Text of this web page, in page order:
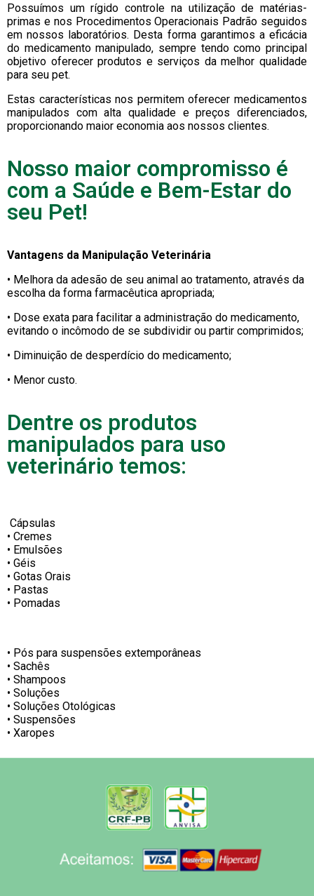
Possuímos um rígido controle na utilização de matérias-
primas e nos Procedimentos Operacionais Padrão seguidos
em nossos laboratórios. Desta forma garantimos a eficácia
do medicamento manipulado, sempre tendo como principal
objetivo oferecer produtos e serviços da melhor qualidade
para seu pet.
Estas características nos permitem oferecer medicamentos
manipulados com alta qualidade e preços diferenciados,
proporcionando maior economia aos nossos clientes.
Nosso maior compromisso é
com a Saúde e Bem-Estar do
seu Pet!
Vantagens da Manipulação Veterinária
• Melhora da adesão de seu animal ao tratamento, através da
escolha da forma farmacêutica apropriada;
• Dose exata para facilitar a administração do medicamento,
evitando o incômodo de se subdividir ou partir comprimidos;
• Diminuição de desperdício do medicamento;
• Menor custo.
Dentre os produtos
manipulados para uso
veterinário temos:
Cápsulas
• Cremes
• Emulsões
• Géis
• Gotas Orais
• Pastas
• Pomadas
• Pós para suspensões extemporâneas
• Sachês
• Shampoos
• Soluções
• Soluções Otológicas
• Suspensões
• Xaropes